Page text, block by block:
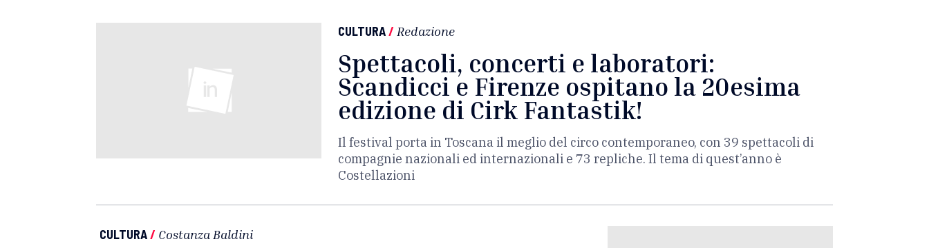
CULTURA/ Redazione
Spettacoli, concerti e laboratori:
Scandicci e Firenze ospitano la 20esima
edizione di Cirk Fantastik!
Il festival porta in Toscana il meglio del circo contemporaneo, con 39 spettacoli di
compagnie nazionali ed internazionali e 73 repliche. Il tema di quest’anno è
Costellazioni
CULTURA/ Costanza Baldini